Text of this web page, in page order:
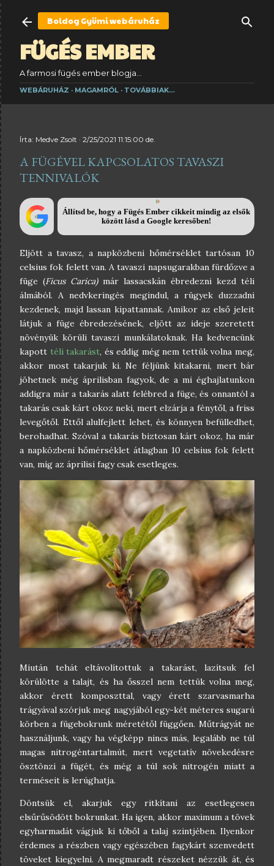
Ugrás a fő tartalomra
FÜGÉS EMBER
A farmosi fügés ember blogja...
Boldog Gyümiwebáruház
WEBÁRUHÁZ MAGAMRÓL TOVÁBBIAK…
Írta: Medve Zsolt 2/25/2021 11:15:00 de.
A FÜGÉVEL KAPCSOLATOS TAVASZI
TENNIVALÓK
Állítsd be, hogy a Fügés Ember cikkeit mindig az elsők
között lásd a Google keresőben!
Eljött a tavasz, a napközbeni hőmérséklet tartósan 10
celsius fok felett van. A tavaszi napsugarakban fürdőzve a
füge (Ficus Carica)már lassacskán ébredezni kezd téli
álmából. A nedvkeringés megindul, a rügyek duzzadni
kezdenek, majd lassan kipattannak. Amikor az első jeleit
látjuk a füge ébredezésének, eljött az ideje szeretett
növényük körüli tavaszi munkálatoknak. Ha kedvencünk
kapott téli takarást, és eddig még nem tettük volna meg,
akkor most takarjuk ki. Ne féljünk kitakarni, mert bár
jöhetnek még áprilisban fagyok, de a mi éghajlatunkon
addigra már a takarás alatt felébred a füge, és onnantól a
takarás csak kárt okoz neki, mert elzárja a fénytől, a friss
levegőtől. Ettől alulfejlett lehet, és könnyen befülledhet,
berohadhat. Szóval a takarás biztosan kárt okoz, ha már
a napközbeni hőmérséklet átlagban 10 celsius fok felett
van, míg az áprilisi fagy csak esetleges.
Miután tehát eltávolítottuk a takarást, lazítsuk fel
körülötte a talajt, és ha ősszel nem tettük volna meg,
akkor érett komposzttal, vagy érett szarvasmarha
trágyával szórjuk meg nagyjából egy-két méteres sugarú
körben a fügebokrunk méretétől függően. Műtrágyát ne
használjunk, vagy ha végképp nincs más, legalább ne túl
magas nitrogéntartalmút, mert vegetatív növekedésre
ösztönzi a fügét, és még a túl sok nitrogén miatt a
terméseit is lerúghatja.
Döntsük el, akarjuk egy ritkítani az esetlegesen
elsűrűsödött bokrunkat. Ha igen, akkor maximum a tövek
egyharmadát vágjuk ki tőből a talaj szintjében. Ilyenkor
érdemes a részben vagy egészében fagykárt szenvedett
töveket kiegyelni. A megmaradt részeket nézzük át, és